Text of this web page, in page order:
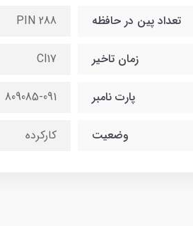
تعداد پین در حافظه 288 PIN
زمان تاخیر Cl17
پارت نامبر 809085-091
وضعیت کارکرده